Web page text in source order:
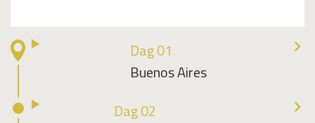
Dag 01
Buenos Aires
Dag 02